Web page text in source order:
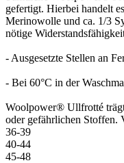
gefertigt. Hierbei handelt
Merinowolle und ca. 1/3
nötige
- Ausgesetzte Stellen an
- Bei 60°C in der
Woolpower® Ullfrotté
oder gefährlichen Stoffen.
36-39
40-44
45-48